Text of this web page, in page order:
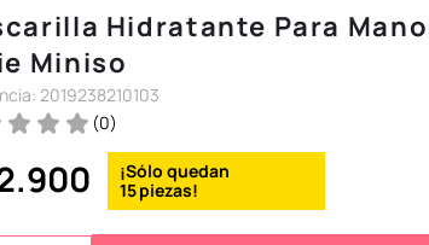
Hidratante Para
Miniso
: 2019238210103
(0)
.900 15